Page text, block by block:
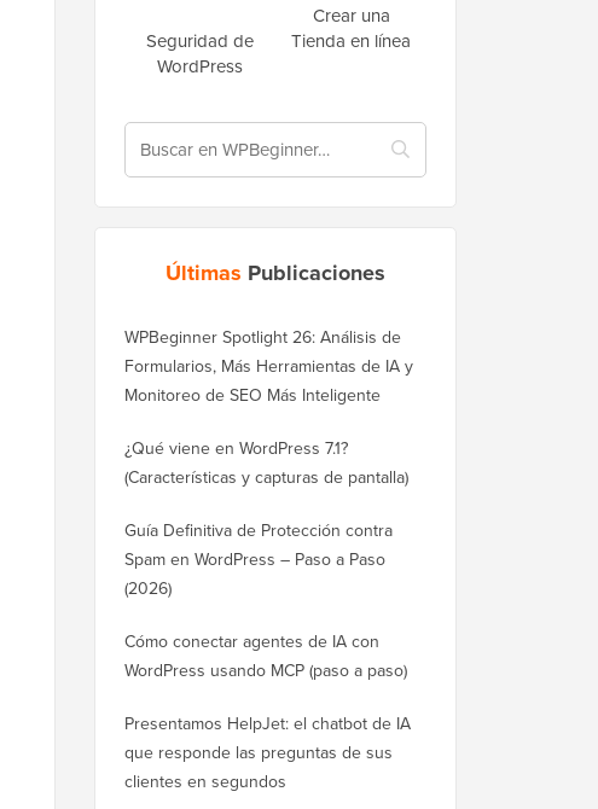
Seguridad de
WordPress
Crear una
Tienda en línea
Últimas Publicaciones
WPBeginner Spotlight 26: Análisis de
Formularios, Más Herramientas de IA y
Monitoreo de SEO Más Inteligente
¿Qué viene en WordPress 7.1?
(Características y capturas de pantalla)
Guía Definitiva de Protección contra
Spam en WordPress – Paso a Paso
(2026)
Cómo conectar agentes de IA con
WordPress usando MCP (paso a paso)
Presentamos HelpJet: el chatbot de IA
que responde las preguntas de sus
clientes en segundos